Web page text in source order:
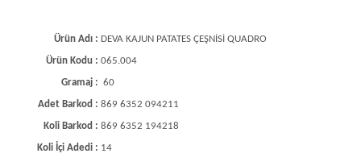
Ürün Adı : DEVA KAJUN PATATES ÇEŞNİSİ QUADRO
Ürün Kodu : 065.004
Gramaj : 60
Adet Barkod : 869 6352 094211
Koli Barkod : 869 6352 194218
Koli İçi Adedi : 14